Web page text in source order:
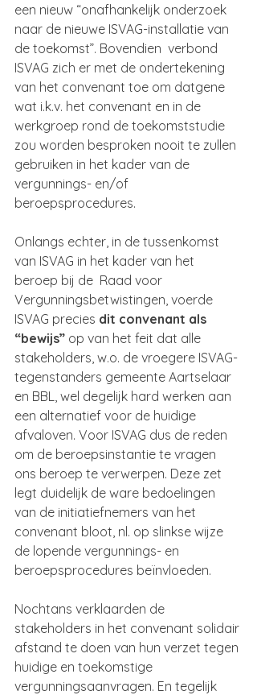
een nieuw “onafhankelijk onderzoek
naar de nieuwe ISVAG-installatie van
de toekomst”. Bovendien  verbond
ISVAG zich er met de ondertekening
van het convenant toe om datgene
wat i.k.v. het convenant en in de
werkgroep rond de toekomststudie
zou worden besproken nooit te zullen
gebruiken in het kader van de
vergunnings- en/of
beroepsprocedures.
Onlangs echter, in de tussenkomst
van ISVAG in het kader van het
beroep bij de  Raad voor
Vergunningsbetwistingen, voerde
ISVAG precies dit convenant als
“bewijs” op van het feit dat alle
stakeholders, w.o. de vroegere ISVAG-
tegenstanders gemeente Aartselaar
en BBL, wel degelijk hard werken aan
een alternatief voor de huidige
afvaloven. Voor ISVAG dus de reden
om de beroepsinstantie te vragen
ons beroep te verwerpen. Deze zet
legt duidelijk de ware bedoelingen
van de initiatiefnemers van het
convenant bloot, nl. op slinkse wijze
de lopende vergunnings- en
beroepsprocedures beïnvloeden.
Nochtans verklaarden de
stakeholders in het convenant solidair
afstand te doen van hun verzet tegen
huidige en toekomstige
vergunningsaanvragen. En tegelijk